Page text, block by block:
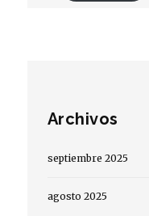
Archivos
septiembre 2025
agosto 2025